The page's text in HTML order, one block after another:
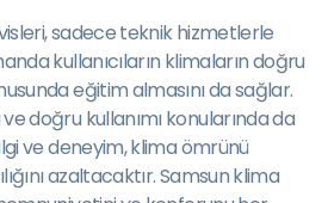
sadece teknik hizmetlerle
kullanıcıların klimaların doğru
eğitim almasını da sağlar.
doğru kullanımı konularında da
ve deneyim, klima ömrünü
azaltacaktır. Samsun klima